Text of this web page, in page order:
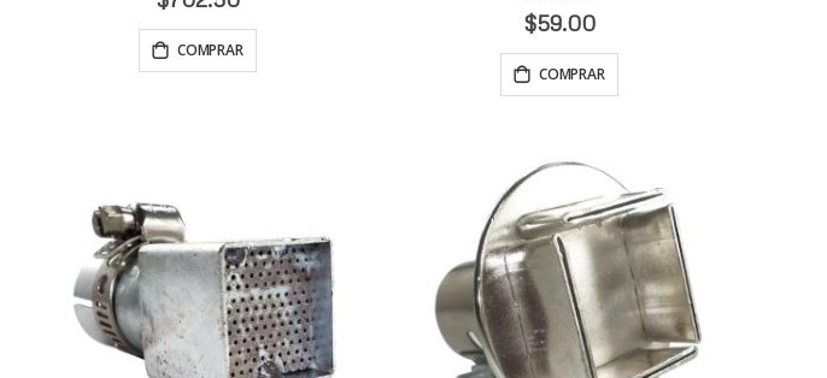
COMPRAR
0%
$59.00
COMPRAR